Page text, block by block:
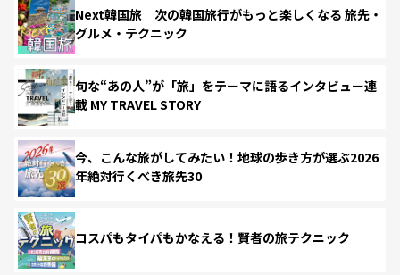
Next韓国旅 次の韓国旅行がもっと楽しくなる 旅先・
グルメ・テクニック
旬な“あの人”が「旅」をテーマに語るインタビュー連
載 MY TRAVEL STORY
今、こんな旅がしてみたい！地球の歩き方が選ぶ2026
年絶対行くべき旅先30
コスパもタイパもかなえる！賢者の旅テクニック